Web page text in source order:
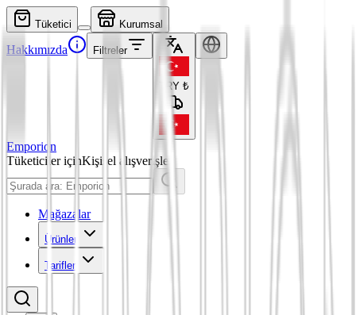
Tüketici Kurumsal
Hakkımızda Filtreler
TRY ₺
Emporion
Tüketiciler içinKişisel alışverişler
Mağazalar
Ürünler
Tarifler